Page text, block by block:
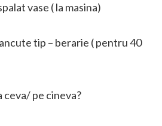
vase ( la masina)
tip – berarie ( pentru 40
pe cineva?